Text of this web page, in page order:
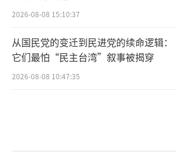
2026-08-08 15:10:37
从国民党的变迁到民进党的续命逻辑：
它们最怕“民主台湾”叙事被揭穿
2026-08-08 10:47:35